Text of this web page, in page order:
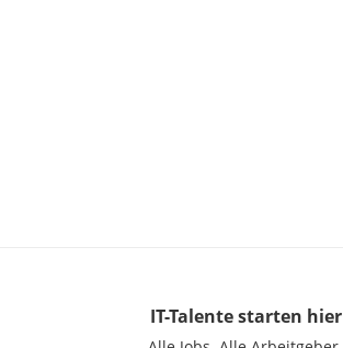
IT-Talentestarten hier